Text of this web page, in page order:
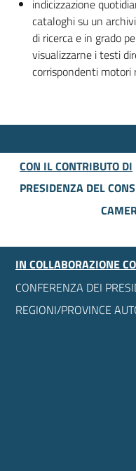
indicizzazione
cataloghi su un
di ricerca e in grado
visualizzarne i testi
corrispondenti motori
CON IL CONTRIBUTO DI
PRESIDENZA DEL
IN COLLABORAZIONE
CONFERENZA DEI
REGIONI/PROVINCE